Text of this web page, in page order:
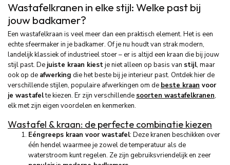
Wastafelkranen in elke stijl: Welke past bij
jouw badkamer?
Een wastafelkraan is veel meer dan een praktisch element. Het is een
echte sfeermaker in je badkamer. Of je nu houdt van strak modern,
landelijk klassiek of industrieel stoer – er is altijd een kraan die bij jouw
stijl past. De juiste kraan kiestje niet alleen op basis van stijl, maar
ook op de afwerking die het beste bij je interieur past. Ontdek hier de
verschillende stijlen, populaire afwerkingen om de beste kraan voor
je wastafelte kiezen. Er zijn verschillende soorten wastafelkranen,
elk met zijn eigen voordelen en kenmerken.
Wastafel & kraan: de perfecte combinatie kiezen
Eéngreeps kraan voor wastafel: Deze kranen beschikken over
één hendel waarmee je zowel de temperatuur als de
waterstroom kunt regelen. Ze zijn gebruiksvriendelijk en zeer